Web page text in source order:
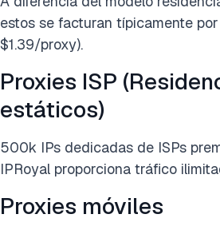
estos se facturan típicamente
$1.39/proxy).
Proxies ISP
estáticos)
500k IPs dedicadas de ISPs
IPRoyal proporciona tráfico
Proxies móviles